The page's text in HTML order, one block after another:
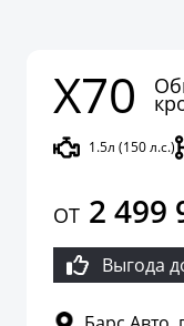
X70
1.5л (150 л.с.)
ОТ 2 499
Выгода